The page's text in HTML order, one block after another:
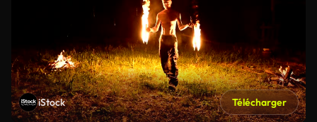
iStock Télécharger